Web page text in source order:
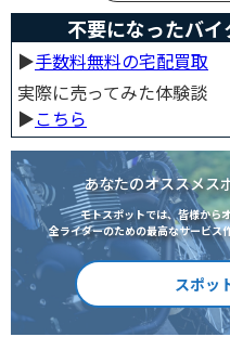
不要になったバイ
▶︎手数料無料の宅配買取
実際に売ってみた体験談
▶︎こちら
あなたのオススメス
モトスポットでは、皆様から
全ライダーのための最高なサービス
スポッ